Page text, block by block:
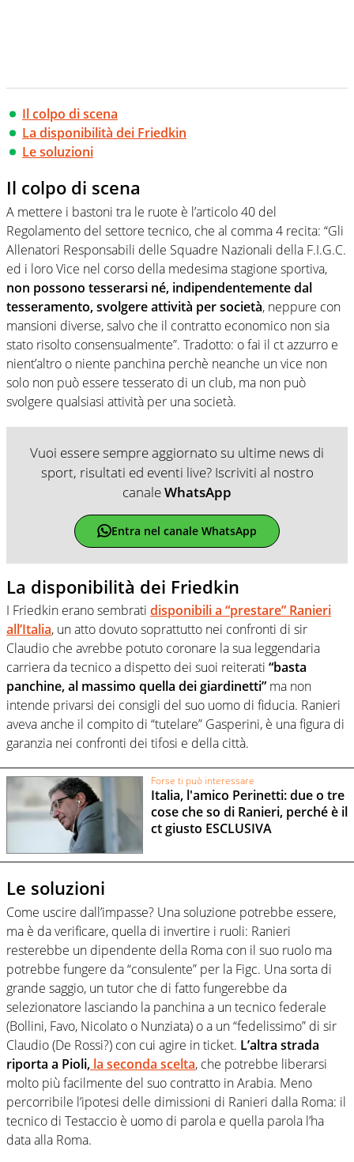
Il colpo di scena
La disponibilità dei Friedkin
Le soluzioni
Il colpo di scena
A mettere i bastoni tra le ruote è l’articolo 40 del
Regolamento del settore tecnico, che al comma 4 recita: “Gli
Allenatori Responsabili delle Squadre Nazionali della F.I.G.C.
ed i loro Vice nel corso della medesima stagione sportiva,
non possono tesserarsi né, indipendentemente dal
tesseramento, svolgere attività per società, neppure con
mansioni diverse, salvo che il contratto economico non sia
stato risolto consensualmente”. Tradotto: o fai il ct azzurro e
nient’altro o niente panchina perchè neanche un vice non
solo non può essere tesserato di un club, ma non può
svolgere qualsiasi attività per una società.
Vuoi essere sempre aggiornato su ultime news di
sport, risultati ed eventi live? Iscriviti al nostro
canaleWhatsApp
Entra nel canale WhatsApp
La disponibilità dei Friedkin
I Friedkin erano sembrati disponibili a “prestare” Ranieri
all’Italia, un atto dovuto soprattutto nei confronti di sir
Claudio che avrebbe potuto coronare la sua leggendaria
carriera da tecnico a dispetto dei suoi reiterati “basta
panchine, al massimo quella dei giardinetti” ma non
intende privarsi dei consigli del suo uomo di fiducia. Ranieri
aveva anche il compito di “tutelare” Gasperini, è una figura di
garanzia nei confronti dei tifosi e della città.
Forse ti può interessare
Italia, l'amico Perinetti: due o tre
cose che so di Ranieri, perché è il
ct giusto ESCLUSIVA
Le soluzioni
Come uscire dall’impasse? Una soluzione potrebbe essere,
ma è da verificare, quella di invertire i ruoli: Ranieri
resterebbe un dipendente della Roma con il suo ruolo ma
potrebbe fungere da “consulente” per la Figc. Una sorta di
grande saggio, un tutor che di fatto fungerebbe da
selezionatore lasciando la panchina a un tecnico federale
(Bollini, Favo, Nicolato o Nunziata) o a un “fedelissimo” di sir
Claudio (De Rossi?) con cui agire in ticket. L’altra strada
riporta a Pioli, la seconda scelta, che potrebbe liberarsi
molto più facilmente del suo contratto in Arabia. Meno
percorribile l’ipotesi delle dimissioni di Ranieri dalla Roma: il
tecnico di Testaccio è uomo di parola e quella parola l’ha
data alla Roma.